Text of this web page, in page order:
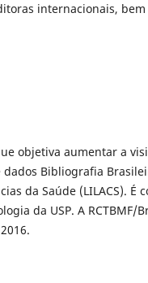
internacionais,
objetiva aumentar a
Bibliografia
da Saúde (LILACS). É
da USP. A RCTBMF/